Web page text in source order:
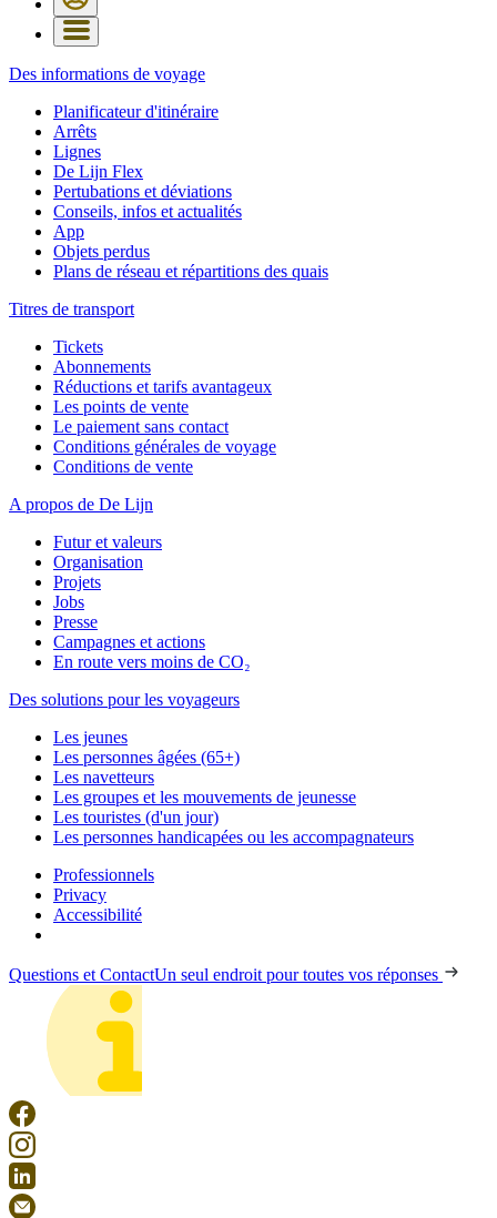
Des informations de voyage
Planificateur d'itinéraire
Arrêts
Lignes
De Lijn Flex
Pertubations et déviations
Conseils, infos et actualités
App
Objets perdus
Plans de réseau et répartitions des quais
Titres de transport
Tickets
Abonnements
Réductions et tarifs avantageux
Les points de vente
Le paiement sans contact
Conditions générales de voyage
Conditions de vente
A propos de De Lijn
Futur et valeurs
Organisation
Projets
Jobs
Presse
Campagnes et actions
En route vers moins de CO₂
Des solutions pour les voyageurs
Les jeunes
Les personnes âgées (65+)
Les navetteurs
Les groupes et les mouvements de jeunesse
Les touristes (d'un jour)
Les personnes handicapées ou les accompagnateurs
Professionnels
Privacy
Accessibilité
Questions et ContactUn seul endroit pour toutes vos réponses